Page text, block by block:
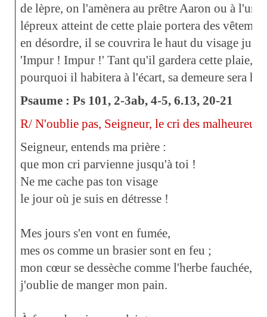
de lèpre, on l'amènera au prêtre Aaron ou à l'un
lépreux atteint de cette plaie portera des
en désordre, il se couvrira le haut du visage
'Impur ! Impur !' Tant qu'il gardera cette plaie, il
pourquoi il habitera à l'écart, sa demeure sera
Psaume : Ps 101, 2-3ab, 4-5, 6.13, 20-21
R/ N'oublie pas, Seigneur, le cri des malheureux
Seigneur, entends ma prière :
que mon cri parvienne jusqu'à toi !
Ne me cache pas ton visage
le jour où je suis en détresse !
Mes jours s'en vont en fumée,
mes os comme un brasier sont en feu ;
mon cœur se dessèche comme l'herbe fauchée,
j'oublie de manger mon pain.